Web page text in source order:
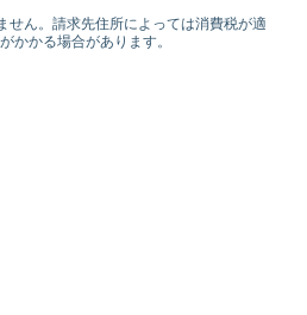
せん。請求先住所によっては消費税が適
かかる場合があります。